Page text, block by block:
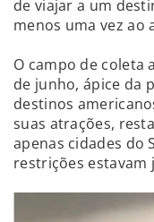
de viajar a um
menos uma vez ao
O campo de coleta
de junho, ápice da
destinos
suas atrações,
apenas cidades do
restrições estavam